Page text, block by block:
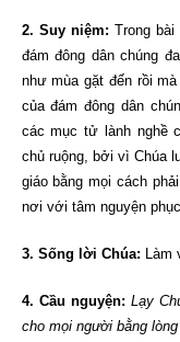
2. Suy niệm: Trong
đám đông dân chúng
như mùa gặt đến rồi
của đám đông dân
các mục tử lành nghề
chủ ruộng, bởi vì Chúa
giáo bằng mọi cách
nơi với tâm nguyện
3. Sống lời Chúa: Làm
4. Cầu nguyện: Lạy
cho mọi người bằng